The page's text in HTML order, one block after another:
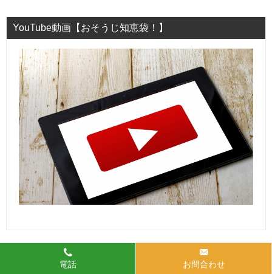
YouTube動画【おそうじ知恵袋！】
エアコン・ハウスクリーニングは「クリシア」にお任せ
電話 お問合わせ